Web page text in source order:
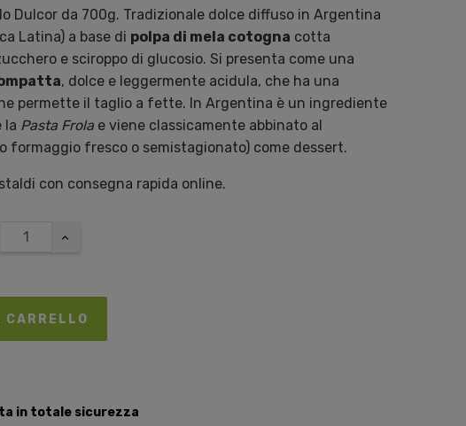
Dulcor da 700g. Tradizionale dolce diffuso in Argentina
Latina) a base di polpa di mela cotogna cotta
e sciroppo di glucosio. Si presenta come una
, dolce e leggermente acidula, che ha una
permette il taglio a fette. In Argentina è un ingrediente
la Pasta Frola e viene classicamente abbinato al
formaggio fresco o semistagionato) come dessert.
con consegna rapida online.
CARRELLO
in totale sicurezza